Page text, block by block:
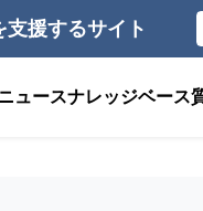
援するサイト
ュースナレッジベース